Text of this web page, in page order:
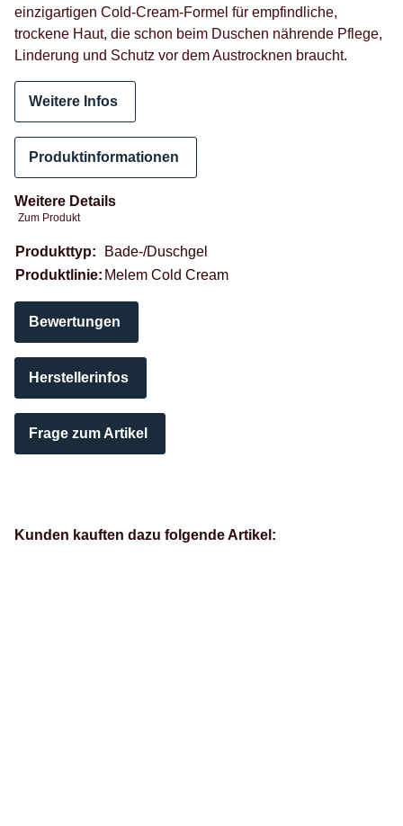
einzigartigen Cold-Cream-Formel für empfindliche,
trockene Haut, die schon beim Duschen nährende Pflege,
Linderung und Schutz vor dem Austrocknen braucht.
Weitere Infos
Produktinformationen
Weitere Details
Zum Produkt
Produkteigenschaft
Wert
Produkttyp:
Bade-/Duschgel
Produktlinie: Melem Cold Cream
Bewertungen
Herstellerinfos
Frage zum Artikel
Kunden kauften dazu folgende Artikel: